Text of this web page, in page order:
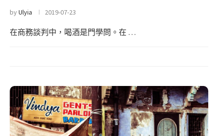
byUlyia 2019-07-23
在商務談判中，喝酒是門學問。在 …